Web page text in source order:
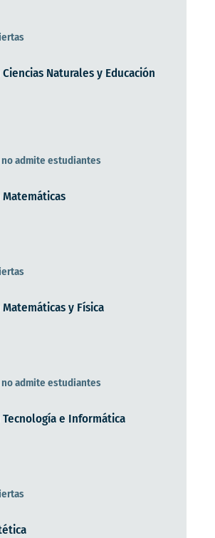
Naturales y Educación
no admite estudiantes
y Física
no admite estudiantes
e Informática